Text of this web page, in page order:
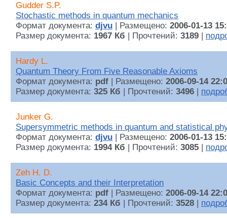
Gudder S.P.
Stochastic methods in quantum mechanics
Формат документа: djvu | Размещено: 2006-01-13
Размер документа: 1967 Кб | Прочтений: 3189
Hardy L.
Quantum Theory From Five Reasonable Axioms
Формат документа: pdf | Размещено: 2006-09-14
Размер документа: 325 Кб | Прочтений: 3496
Junker G.
Supersymmetric methods in quantum and statistical
Формат документа: djvu | Размещено: 2006-01-13
Размер документа: 1994 Кб | Прочтений: 3085
Zeh H. D.
Basic Concepts and their Interpretation
Формат документа: pdf | Размещено: 2006-09-14
Размер документа: 234 Кб | Прочтений: 3528